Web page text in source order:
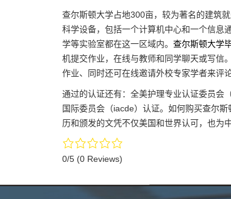
查尔斯顿大学占地300亩，较为著名的建筑
科学设备，包括一个计算机中心和一个信息
学等实验室都在这一区域内。 查尔斯顿大学
机提交作业，在线与教师和同学聊天或写信
作业、同时还可在线邀请外校专家学者来评
通过的认证还有：全美护理专业认证委员会
国际委员会（iacde）认证。如何购买查尔
历和颁发的文凭不仅美国和世界认可，也为
0/5 (0 Reviews)